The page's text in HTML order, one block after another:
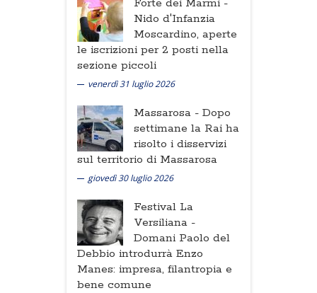
Forte dei Marmi -
Nido d'Infanzia
Moscardino, aperte
le iscrizioni per 2 posti nella
sezione piccoli
venerdì 31 luglio 2026
Massarosa - Dopo
settimane la Rai ha
risolto i disservizi
sul territorio di Massarosa
giovedì 30 luglio 2026
Festival La
Versiliana -
Domani Paolo del
Debbio introdurrà Enzo
Manes: impresa, filantropia e
bene comune